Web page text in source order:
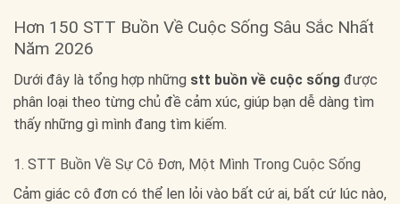
Hơn 150 STT Buồn Về Cuộc Sống Sâu Sắc Nhất
Năm 2026
Dưới đây là tổng hợp những stt buồn về cuộc sống được
phân loại theo từng chủ đề cảm xúc, giúp bạn dễ dàng tìm
thấy những gì mình đang tìm kiếm.
1. STT Buồn Về Sự Cô Đơn, Một Mình Trong Cuộc Sống
Cảm giác cô đơn có thể len lỏi vào bất cứ ai, bất cứ lúc nào,